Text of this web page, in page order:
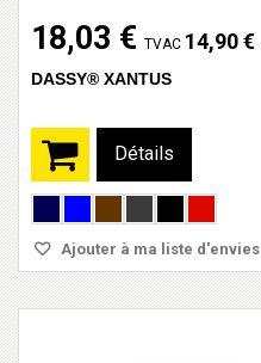
18,03 € TVAC 14,90 €
DASSY® XANTUS
Détails
Ajouter à ma liste d'envies